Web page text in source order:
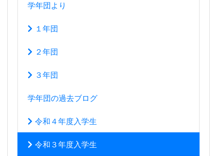
学年団より
１年団
２年団
３年団
学年団の過去ブログ
令和４年度入学生
令和３年度入学生